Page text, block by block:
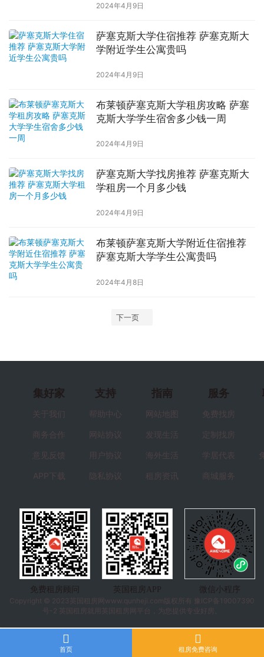
2024年4月9日
萨塞克斯大学住宿推荐 萨塞克斯大
学附近学生公寓贵吗
2024年4月9日
布莱顿萨塞克斯大学租房攻略 萨塞
克斯大学学生宿舍多少钱一周
2024年4月9日
萨塞克斯大学找房推荐 萨塞克斯大
学租房一个月多少钱
2024年4月9日
布莱顿萨塞克斯大学附近住宿推荐
萨塞克斯大学学生公寓贵吗
2024年4月8日
下一页
集好家
关于我们
商务合作
意见反馈
APP下载
支持
帮助中心
网站协议
用户协议
隐私协议
指南
网站地图
发现生活
海外生活
租房资讯
服务
免费找房
定制找房
学居代表
商城服务
免费租房顾问 英国租房APP
微信小程序
Copyright © 2023 英国租房 网www.qunheji.com版权所有
豫ICP备19007390
号-2 英国租房就用英国租房网平台，为您提供专业好房。
首页 租房免费咨询